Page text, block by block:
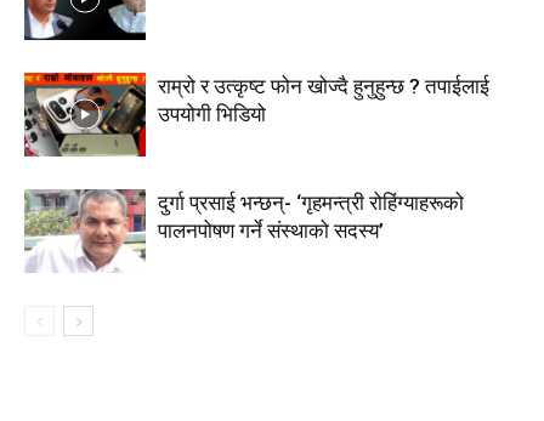
राम्रो र उत्कृष्ट फोन खोज्दै हुनुहुन्छ ? तपाईलाई
उपयोगी भिडियो
दुर्गा प्रसाई भन्छन्- ‘गृहमन्त्री रोहिंग्याहरूको
पालनपोषण गर्ने संस्थाको सदस्य’